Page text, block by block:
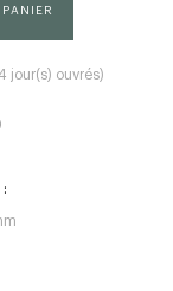
jour(s) ouvrés)
: